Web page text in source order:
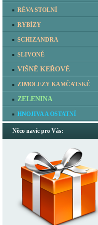
RÉVA STOLNÍ
RYBÍZY
SCHIZANDRA
SLIVONĚ
VIŠNĚ KEŘOVÉ
ZIMOLEZY KAMČATSKÉ
ZELENINA
HNOJIVA A OSTATNÍ
Něco navíc pro Vás: